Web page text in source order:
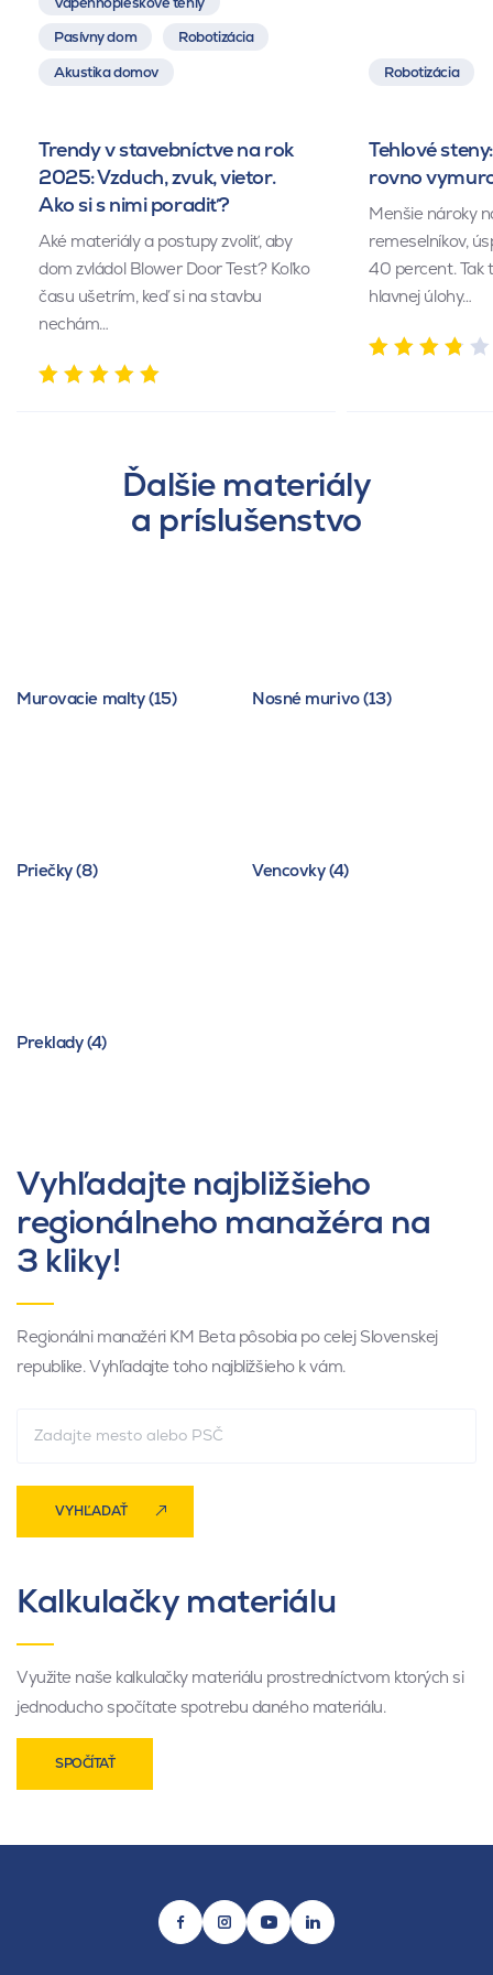
Pasívny dom
Robotizácia
Akustika domov
Trendy v stavebníctve na rok
2025: Vzduch, zvuk, vietor.
Ako si s nimi poradiť?
Aké materiály a postupy zvoliť, aby
dom zvládol Blower Door Test? Koľko
času ušetrím, keď si na stavbu
nechám…
Robotizácia
Tehlové
rovno
Menšie nároky
remeselníkov,
40 percent. Tak
hlavnej úlohy…
Ďalšie materiály
a príslušenstvo
Murovacie malty (15) Nosné murivo (13)
Priečky (8) Vencovky (4)
Preklady (4)
Vyhľadajte najbližšieho
regionálneho manažéra na
3 kliky!
Regionálni manažéri KM Beta pôsobia po celej Slovenskej
republike. Vyhľadajte toho najbližšieho k vám.
VYHĽADAŤ
Kalkulačky materiálu
Využite naše kalkulačky materiálu prostredníctvom ktorých si
jednoducho spočítate spotrebu daného materiálu.
SPOČÍTAŤ